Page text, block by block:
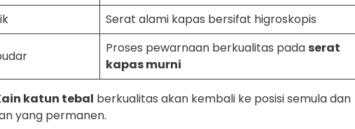
Serat alami kapas bersifat higroskopis
Proses pewarnaan berkualitas pada serat
kapas murni
katun tebal berkualitas akan kembali ke posisi semula dan
yang permanen.